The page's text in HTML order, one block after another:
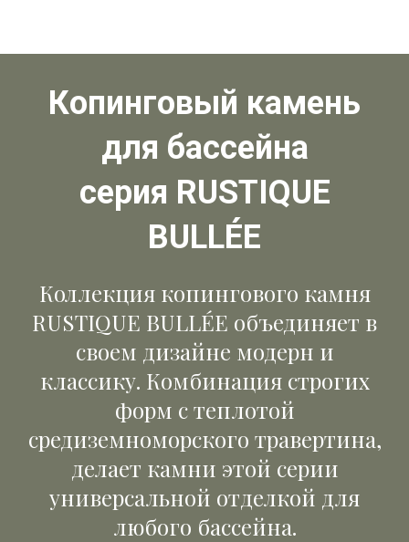
Копинговый камень
для бассейна
серия RUSTIQUE
BULLÉE
Коллекция копингового камня
RUSTIQUE BULLÉE объединяет в
своем дизайне модерн и
классику. Комбинация строгих
форм с теплотой
средиземноморского травертина,
делает камни этой серии
универсальной отделкой для
любого бассейна.